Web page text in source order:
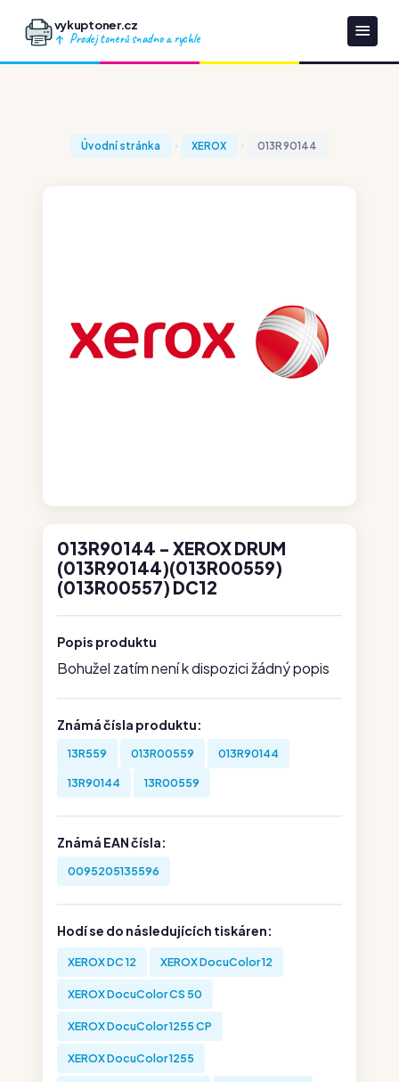
vykuptoner.cz
Prodej tonerů snadno a rychle
Úvodní stránka XEROX 013R90144
013R90144 - XEROX DRUM
(013R90144)(013R00559)
(013R00557) DC12
Popis produktu
Bohužel zatím není k dispozici žádný popis
Známá čísla produktu:
13R559 013R00559 013R90144
13R90144 13R00559
Známá EAN čísla:
0095205135596
Hodí se do následujících tiskáren:
XEROX DC 12 XEROX DocuColor 12
XEROX DocuColor CS 50
XEROX DocuColor 1255 CP
XEROX DocuColor 1255